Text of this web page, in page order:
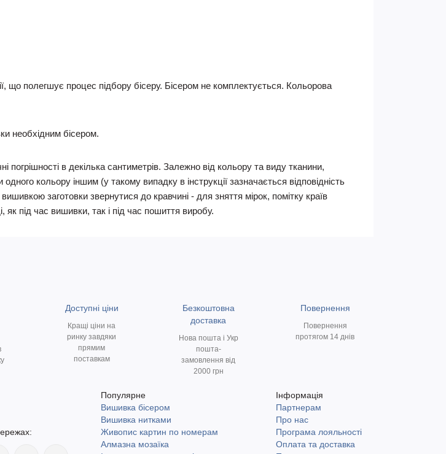
що полегшує процес підбору бісеру. Бісером не комплектується. Кольорова
необхідним бісером.
погрішності в декілька сантиметрів. Залежно від кольору та виду тканини,
кольору іншим (у такому випадку в інструкції зазначається відповідність
заготовки звернутися до кравчині - для зняття мірок, помітку країв
під час вишивки, так і під час пошиття виробу.
Доступні ціни
Кращі ціни на
ринку завдяки
прямим
поставкам
Безкоштовна
доставка
Нова пошта і Укр
пошта-
замовлення від
2000 грн
Повернення
Повернення
протягом 14 днів
Популярне
Вишивка бісером
Вишивка нитками
Живопис картин по номерам
Алмазна мозаїка
Інформація
Партнерам
Про нас
Програма лояльності
Оплата та доставка